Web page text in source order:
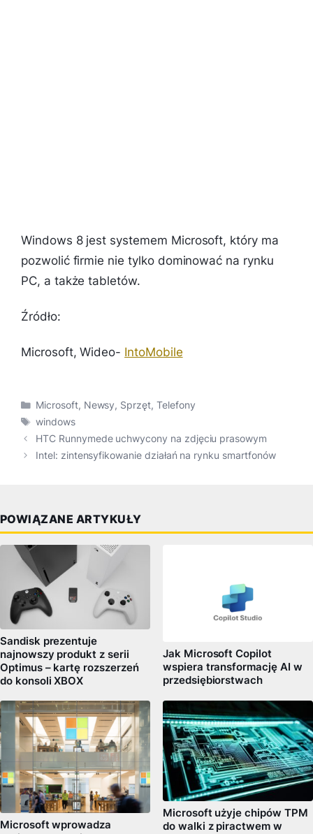
Windows 8 jest systemem Microsoft, który ma
pozwolić firmie nie tylko dominować na rynku
PC, a także tabletów.
Źródło:
Microsoft, Wideo- IntoMobile
Kategorie
Microsoft, Newsy, Sprzęt, Telefony
Tagi
windows
HTC Runnymede uchwycony na zdjęciu prasowym
Intel: zintensyfikowanie działań na rynku smartfonów
POWIĄZANE ARTYKUŁY
Sandisk prezentuje
najnowszy produkt z serii
Optimus – kartę rozszerzeń
do konsoli XBOX
Jak Microsoft Copilot
wspiera transformację AI w
przedsiębiorstwach
Microsoft wprowadza
Microsoft użyje chipów TPM
do walki z piractwem w